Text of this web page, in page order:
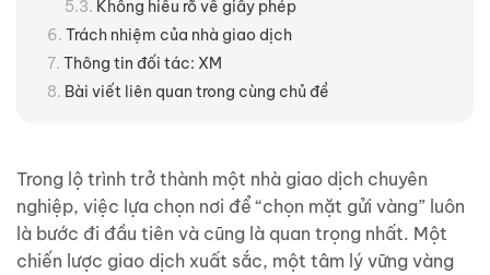
Không hiểu rõ về giấy phép
Trách nhiệm của nhà giao dịch
Thông tin đối tác: XM
Bài viết liên quan trong cùng chủ đề
Trong lộ trình trở thành một nhà giao dịch chuyên
nghiệp, việc lựa chọn nơi để “chọn mặt gửi vàng” luôn
là bước đi đầu tiên và cũng là quan trọng nhất. Một
chiến lược giao dịch xuất sắc, một tâm lý vững vàng